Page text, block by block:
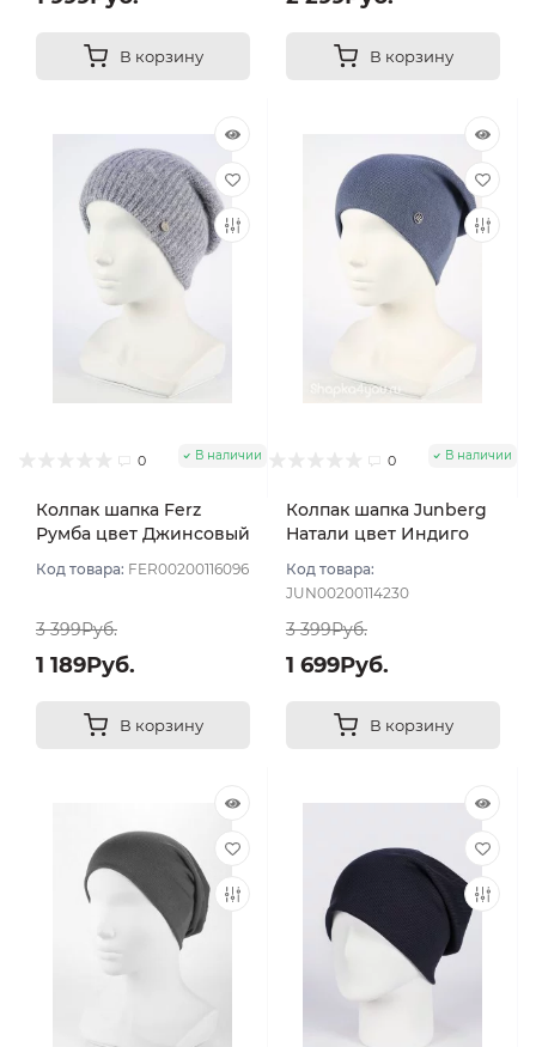
В корзину В корзину
0 В наличии
Колпак шапка Ferz
Румба цвет Джинсовый
Код товара: FER00200116096
3 399Руб.
1 189Руб.
В корзину
0 В наличии
Колпак шапка Junberg
Натали цвет Индиго
Код товара:
JUN00200114230
3 399Руб.
1 699Руб.
В корзину